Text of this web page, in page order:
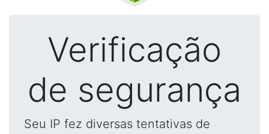
Verificação
de segurança
Seu IP fez diversas tentativas de